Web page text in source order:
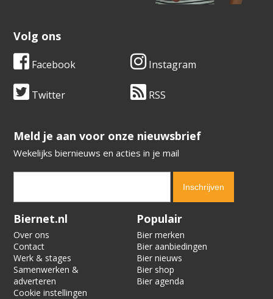
Volg ons
Facebook Instagram
Twitter RSS
​​​​​​​Meld je aan voor onze nieuwsbrief
Wekelijks biernieuws en acties in je mail
Verification code:
Biernet.nl
Over ons
Contact
Werk & stages
Samenwerken &
adverteren
Cookie instellingen
Populair
Bier merken
Bier aanbiedingen
Bier nieuws
Bier shop
Bier agenda